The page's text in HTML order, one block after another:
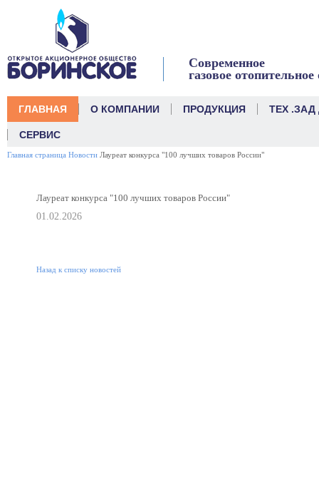
Современное
газовое
ГЛАВНАЯ О КОМПАНИИ ПРОДУКЦИЯ ТЕХ
СЕРВИС
Главная страница Новости Лауреат конкурса "100 лучших товаров России"
Лауреат конкурса "100 лучших товаров России"
01.02.2026
Назад к списку новостей